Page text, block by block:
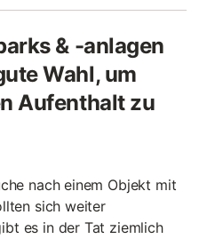
& -anlagen
Wahl, um
Aufenthalt zu
nach einem Objekt mit
sich weiter
es in der Tat ziemlich